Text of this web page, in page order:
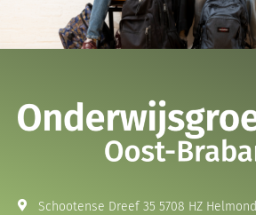
Schootense Dreef 35 5708 HZ Helmond